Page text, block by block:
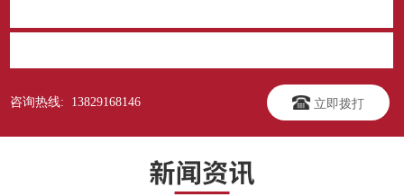
咨询热线: 13829168146 立即拨打